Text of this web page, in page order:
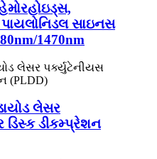
સાઇનસ
1470nm
લેસર
ડીકમ્પ્રેશન